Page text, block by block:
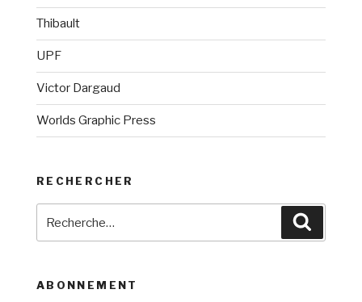
Thibault
UPF
Victor Dargaud
Worlds Graphic Press
RECHERCHER
ABONNEMENT